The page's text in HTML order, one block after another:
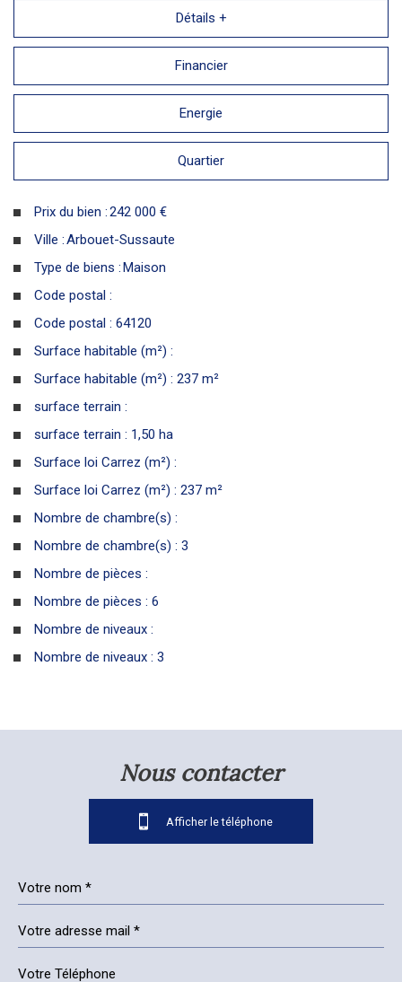
Détails +
Financier
Energie
Quartier
Prix du bien :242 000 €
Ville :Arbouet-Sussaute
Type de biens : Maison
Code postal :
Code postal : 64120
Surface habitable (m²) :
Surface habitable (m²) : 237 m²
surface terrain :
surface terrain : 1,50 ha
Surface loi Carrez (m²) :
Surface loi Carrez (m²) : 237 m²
Nombre de chambre(s) :
Nombre de chambre(s) : 3
Nombre de pièces :
Nombre de pièces : 6
Nombre de niveaux :
Nombre de niveaux : 3
nous contacter
Afficher le téléphone
05 59 65 62 36